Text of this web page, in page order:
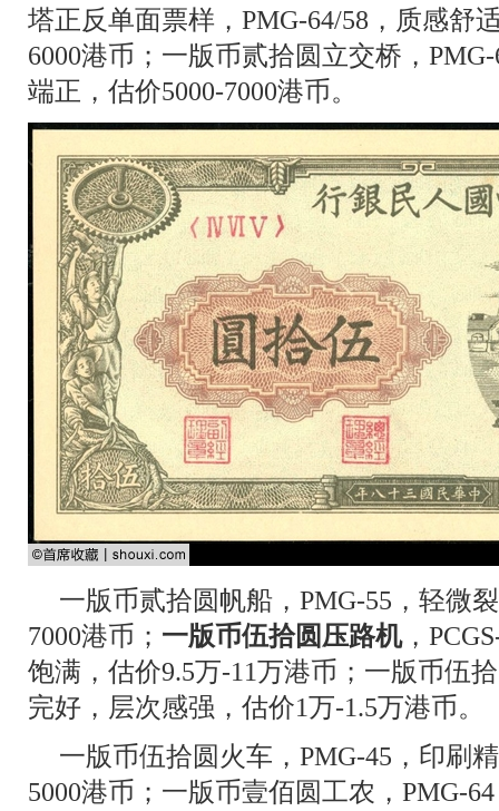
塔正反单面票样，PMG-64/58，质感舒
6000港币；一版币贰拾圆立交桥，
端正，估价5000-7000港币。
一版币贰拾圆帆船，PMG-55，轻微
7000港币； 一版币伍拾圆压路机，
饱满，估价9.5万-11万港币；一版币伍
完好，层次感强，估价1万-1.5万港币。
一版币伍拾圆火车，PMG-45，印刷
5000港币；一版币壹佰圆工农，PMG-